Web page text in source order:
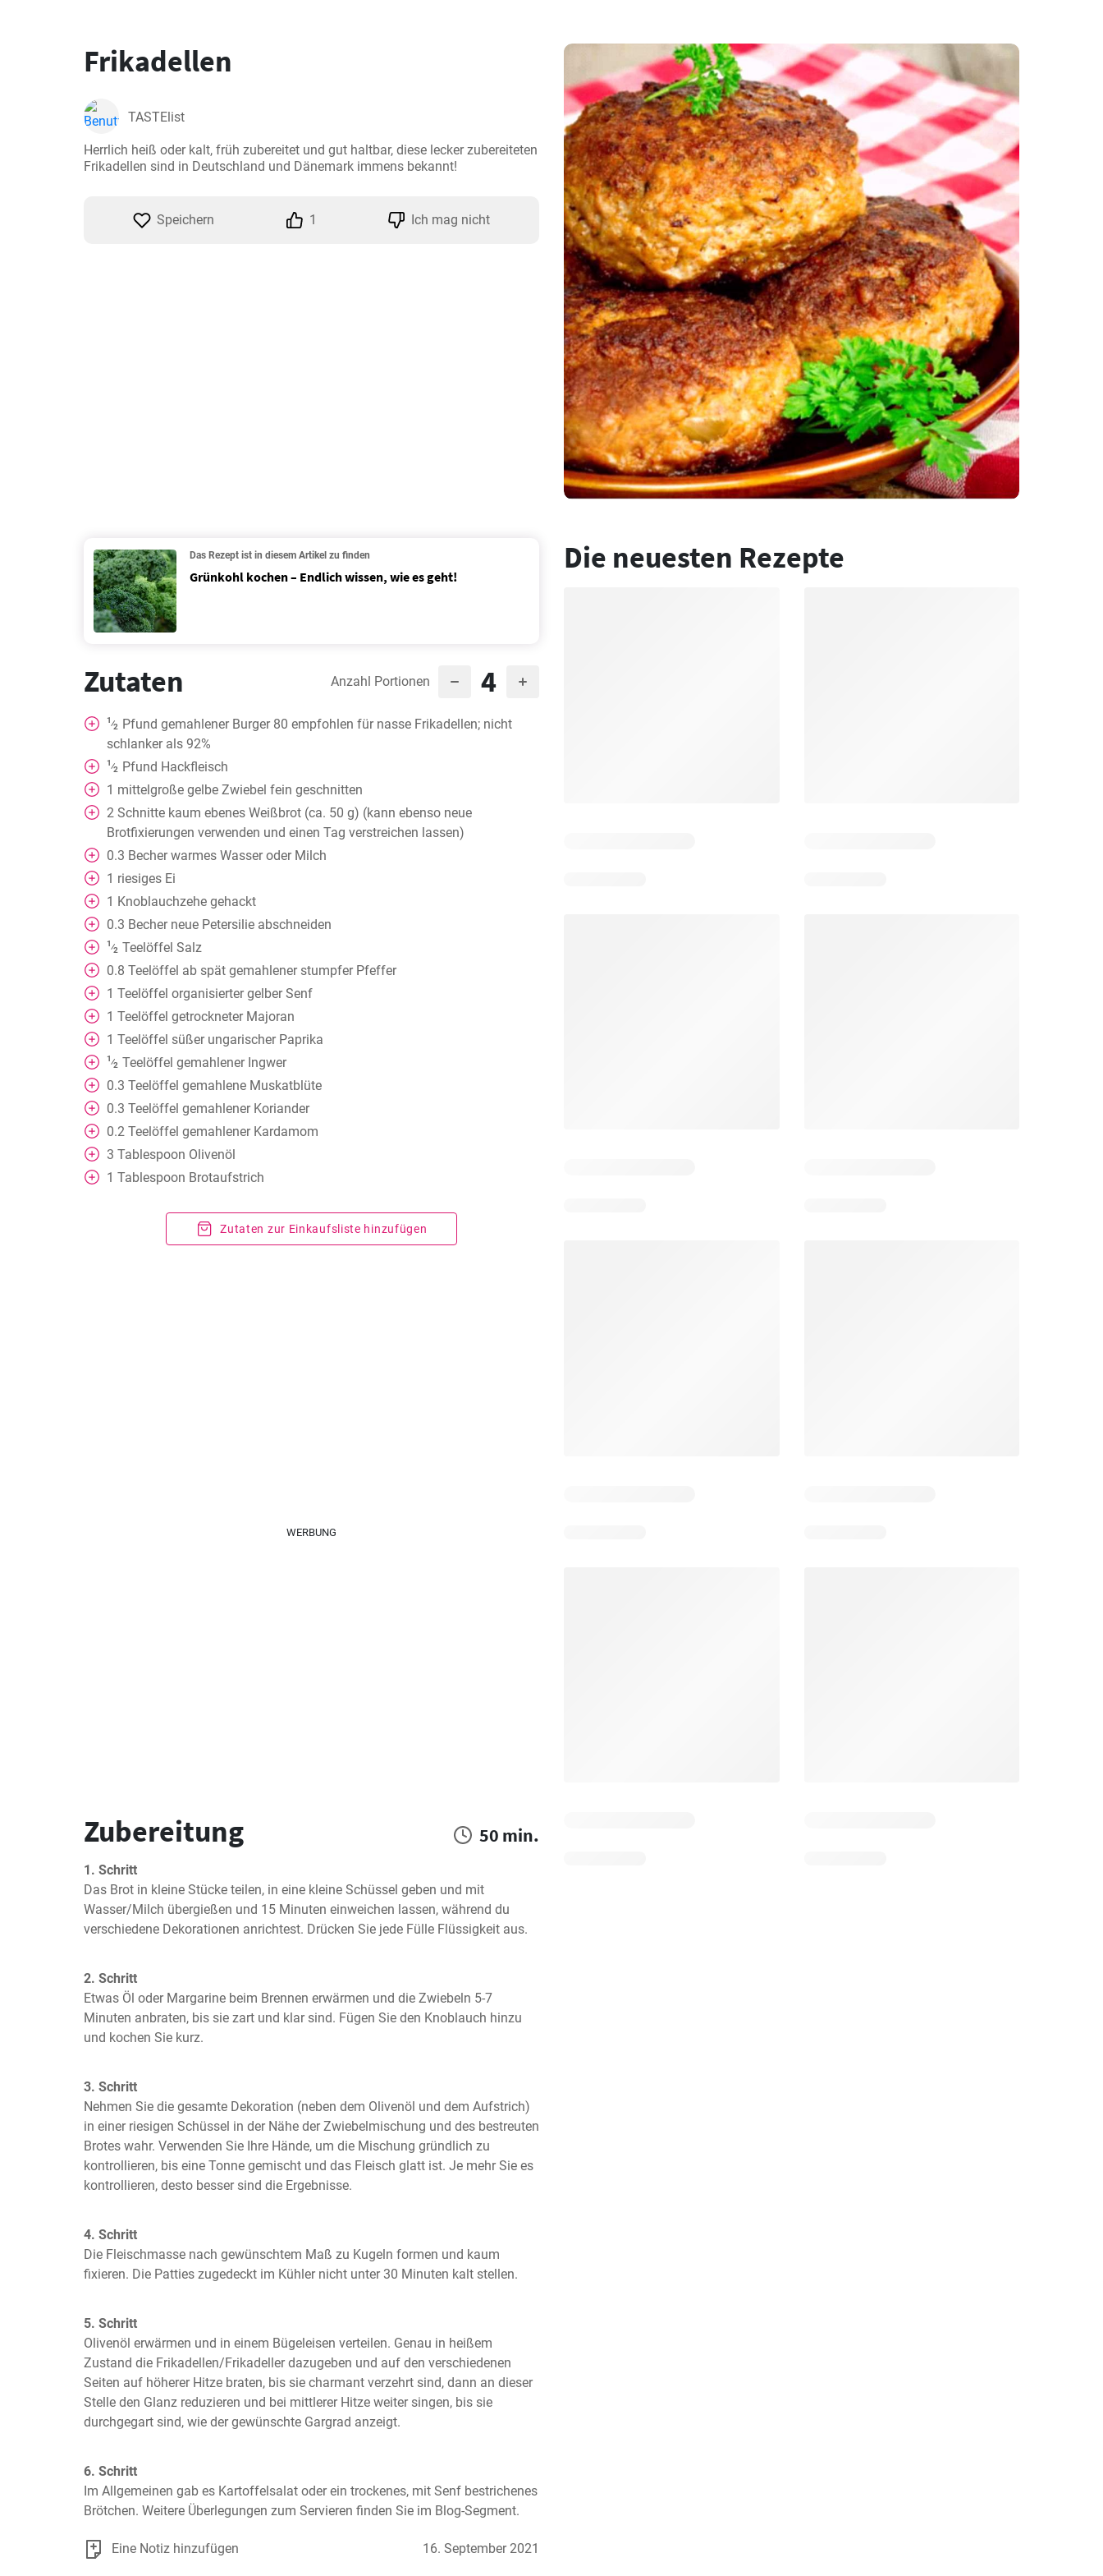
Frikadellen
TASTElist
Herrlich heiß oder kalt, früh zubereitet und gut haltbar, diese lecker zubereiteten
Frikadellen sind in Deutschland und Dänemark immens bekannt!
Speichern 1 Ich mag nicht
Das Rezept ist in diesem Artikel zu finden
Grünkohl kochen – Endlich wissen, wie es geht!
Zutaten Anzahl Portionen 4
1⁄2
Pfund gemahlener Burger 80 empfohlen für nasse Frikadellen; nicht
schlanker als 92%
1⁄2
Pfund Hackfleisch
1 mittelgroße gelbe Zwiebel fein geschnitten
2 Schnitte kaum ebenes Weißbrot (ca. 50 g) (kann ebenso neue
Brotfixierungen verwenden und einen Tag verstreichen lassen)
0.3 Becher warmes Wasser oder Milch
1 riesiges Ei
1 Knoblauchzehe gehackt
0.3 Becher neue Petersilie abschneiden
1⁄2 Teelöffel Salz
0.8 Teelöffel ab spät gemahlener stumpfer Pfeffer
1 Teelöffel organisierter gelber Senf
1 Teelöffel getrockneter Majoran
1 Teelöffel süßer ungarischer Paprika
1⁄2 Teelöffel gemahlener Ingwer
0.3 Teelöffel gemahlene Muskatblüte
0.3 Teelöffel gemahlener Koriander
0.2 Teelöffel gemahlener Kardamom
3 Tablespoon Olivenöl
1 Tablespoon Brotaufstrich
Zutaten zur Einkaufsliste hinzufügen
WERBUNG
Zubereitung 50 min.
1. Schritt
Das Brot in kleine Stücke teilen, in eine kleine Schüssel geben und mit
Wasser/Milch übergießen und 15 Minuten einweichen lassen, während du
verschiedene Dekorationen anrichtest. Drücken Sie jede Fülle Flüssigkeit aus.
2. Schritt
Etwas Öl oder Margarine beim Brennen erwärmen und die Zwiebeln 5-7
Minuten anbraten, bis sie zart und klar sind. Fügen Sie den Knoblauch hinzu
und kochen Sie kurz.
3. Schritt
Nehmen Sie die gesamte Dekoration (neben dem Olivenöl und dem Aufstrich)
in einer riesigen Schüssel in der Nähe der Zwiebelmischung und des bestreuten
Brotes wahr. Verwenden Sie Ihre Hände, um die Mischung gründlich zu
kontrollieren, bis eine Tonne gemischt und das Fleisch glatt ist. Je mehr Sie es
kontrollieren, desto besser sind die Ergebnisse.
4. Schritt
Die Fleischmasse nach gewünschtem Maß zu Kugeln formen und kaum
fixieren. Die Patties zugedeckt im Kühler nicht unter 30 Minuten kalt stellen.
5. Schritt
Olivenöl erwärmen und in einem Bügeleisen verteilen. Genau in heißem
Zustand die Frikadellen/Frikadeller dazugeben und auf den verschiedenen
Seiten auf höherer Hitze braten, bis sie charmant verzehrt sind, dann an dieser
Stelle den Glanz reduzieren und bei mittlerer Hitze weiter singen, bis sie
durchgegart sind, wie der gewünschte Gargrad anzeigt.
6. Schritt
Im Allgemeinen gab es Kartoffelsalat oder ein trockenes, mit Senf bestrichenes
Brötchen. Weitere Überlegungen zum Servieren finden Sie im Blog-Segment.
Eine Notiz hinzufügen 16. September 2021
Die neuesten Rezepte